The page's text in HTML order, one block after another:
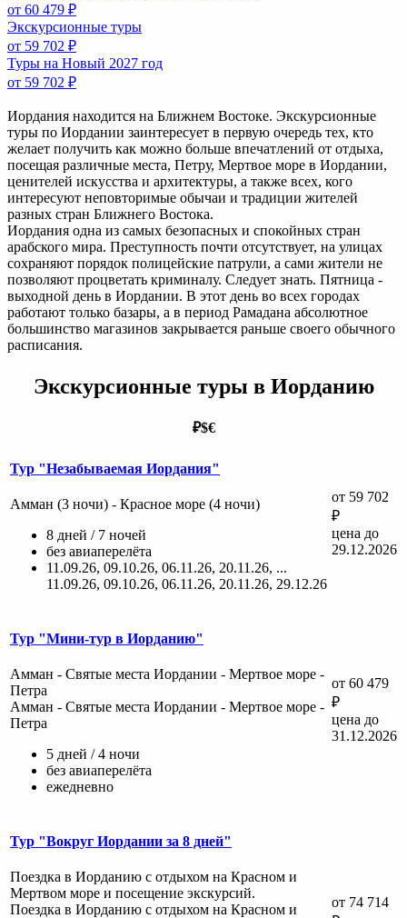
от 60 479 ₽
Экскурсионные туры
от 59 702 ₽
Туры на Новый 2027 год
от 59 702 ₽
Иордания находится на Ближнем Востоке. Экскурсионные
туры по Иордании заинтересует в первую очередь тех, кто
желает получить как можно больше впечатлений от отдыха,
посещая различные места, Петру, Мертвое море в Иордании,
ценителей искусства и архитектуры, а также всех, кого
интересуют неповторимые обычаи и традиции жителей
разных стран Ближнего Востока.
Иордания одна из самых безопасных и спокойных стран
арабского мира. Преступность почти отсутствует, на улицах
сохраняют порядок полицейские патрули, а сами жители не
позволяют процветать криминалу. Следует знать. Пятница -
выходной день в Иордании. В этот день во всех городах
работают только базары, а в период Рамадана абсолютное
большинство магазинов закрывается раньше своего обычного
расписания.
Экскурсионные туры в Иорданию
₽$€
Тур "Незабываемая Иордания"
Амман (3 ночи) - Красное море (4 ночи)
8 дней / 7 ночей
без авиаперелёта
11.09.26, 09.10.26, 06.11.26, 20.11.26, ...
11.09.26, 09.10.26, 06.11.26, 20.11.26, 29.12.26
от 59 702
₽
цена до
29.12.2026
Тур "Мини-тур в Иорданию"
Амман - Святые места Иордании - Мертвое море -
Петра
Амман - Святые места Иордании - Мертвое море -
Петра
5 дней / 4 ночи
без авиаперелёта
ежедневно
от 60 479
₽
цена до
31.12.2026
Тур "Вокруг Иордании за 8 дней"
Поездка в Иорданию с отдыхом на Красном и
Мертвом море и посещение экскурсий.
Поездка в Иорданию с отдыхом на Красном и
от 74 714